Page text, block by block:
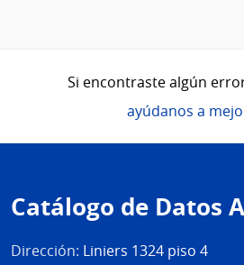
Si encontraste algún
ayúdanos a
de
página
Catálogo de Datos
Dirección: Liniers 1324 piso 4